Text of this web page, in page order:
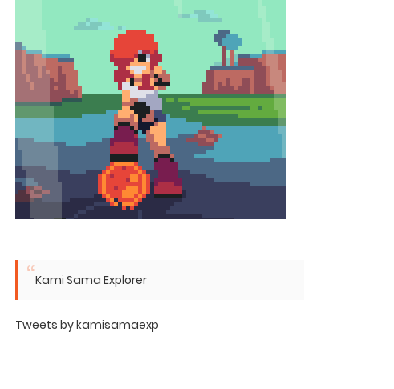
Kami Sama Explorer
Tweets by kamisamaexp